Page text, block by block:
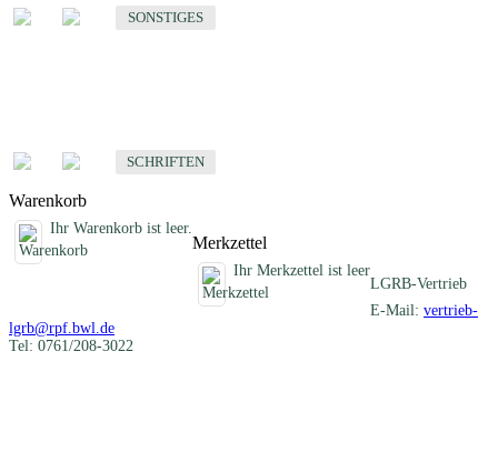
SONSTIGES
SCHRIFTEN
Warenkorb
Ihr Warenkorb ist leer.
Merkzettel
Ihr Merkzettel ist leer
LGRB-Vertrieb
E-Mail: vertrieb-
lgrb@rpf.bwl.de
Tel: 0761/208-3022